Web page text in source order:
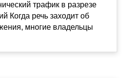
трафик в разрезе
Когда речь заходит об
многие владельцы